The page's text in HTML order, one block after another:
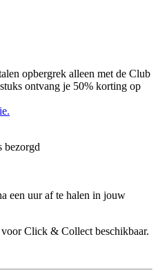
opbergrek alleen met de Club
ontvang je 50% korting op
bezorgd
een uur af te halen in jouw
Click & Collect beschikbaar.